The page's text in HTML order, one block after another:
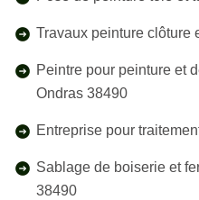
Travaux peinture clôture
Peintre pour peinture et
Ondras 38490
Entreprise pour
Sablage de boiserie et
38490